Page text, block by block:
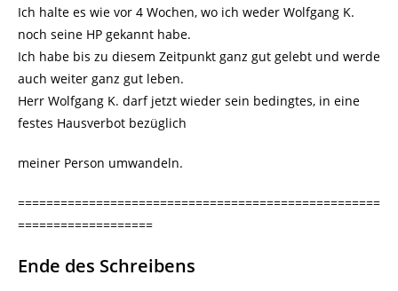
Ich halte es wie vor 4 Wochen, wo ich weder Wolfgang K.
noch seine HP gekannt habe.
Ich habe bis zu diesem Zeitpunkt ganz gut gelebt und werde
auch weiter ganz gut leben.
Herr Wolfgang K. darf jetzt wieder sein bedingtes, in eine
festes Hausverbot bezüglich
meiner Person umwandeln.
===================================================
===================
Ende des Schreibens